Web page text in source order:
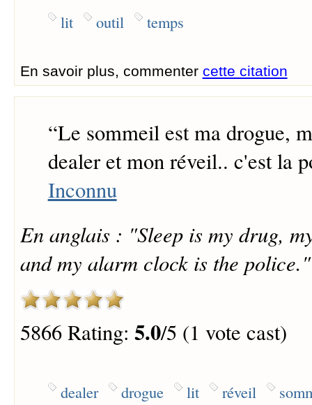
lit outil temps
En savoir plus, commenter cette citation
“Le sommeil est ma drogue,
dealer et mon réveil.. c'est la
Inconnu
En anglais : "Sleep is my drug,
and my alarm clock is the police."
5866 Rating: 5.0/5 (1 vote cast)
dealer drogue lit réveil